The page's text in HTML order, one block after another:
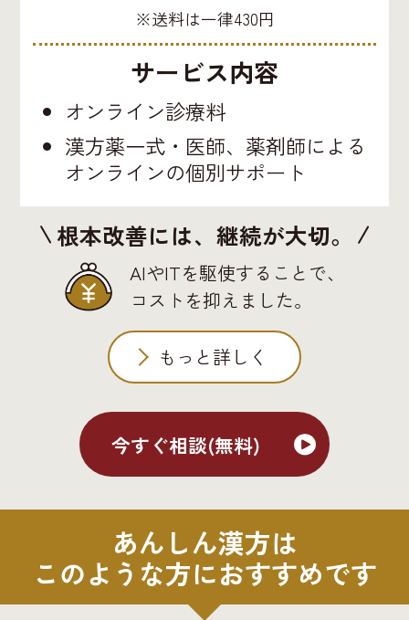
※送料は一律430円
サービス内容
オンライン診療料
漢方薬一式・医師、薬剤師による
オンラインの個別サポート
根本改善には、継続が大切。
AIやITを駆使することで、
コストを抑えました。
もっと詳しく
今すぐ相談(無料)
あんしん漢方は
このような方におすすめです